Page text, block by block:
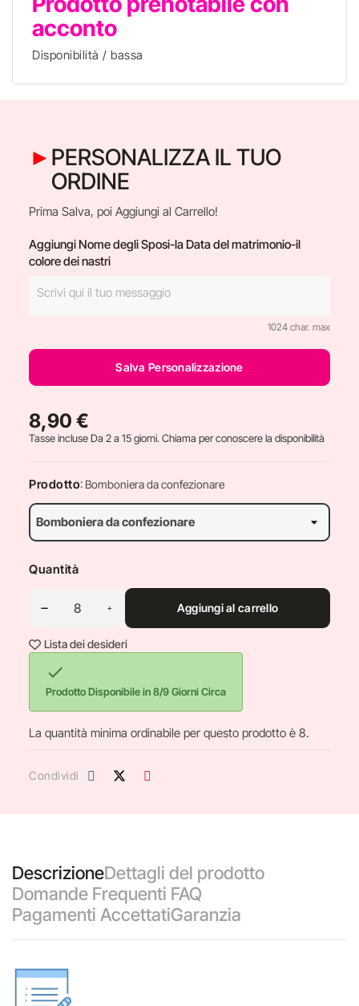
acconto
Disponibilità / bassa
PERSONALIZZA IL TUO
ORDINE
Prima Salva, poi Aggiungi al Carrello!
Aggiungi Nome degli Sposi-la Data del matrimonio-il
colore dei nastri
1024 char. max
Salva Personalizzazione
8,90 €
Tasse incluseDa 2 a 15 giorni. Chiama per conoscere la disponibilità
Prodotto: Bomboniera da confezionare
Quantità
Aggiungi al carrello
Lista dei desideri

Prodotto Disponibile in 8/9 Giorni Circa
La quantità minima ordinabile per questo prodotto è 8.
Condividi
DescrizioneDettagli del prodotto
Domande Frequenti FAQ
Pagamenti AccettatiGaranzia